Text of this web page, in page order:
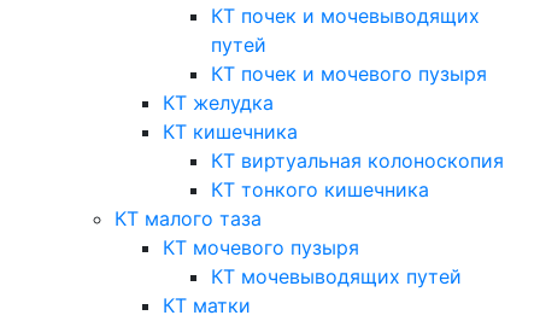
КТ почек и мочевыводящих
путей
КТ почек и мочевого пузыря
КТ желудка
КТ кишечника
КТ виртуальная колоноскопия
КТ тонкого кишечника
КТ малого таза
КТ мочевого пузыря
КТ мочевыводящих путей
КТ матки